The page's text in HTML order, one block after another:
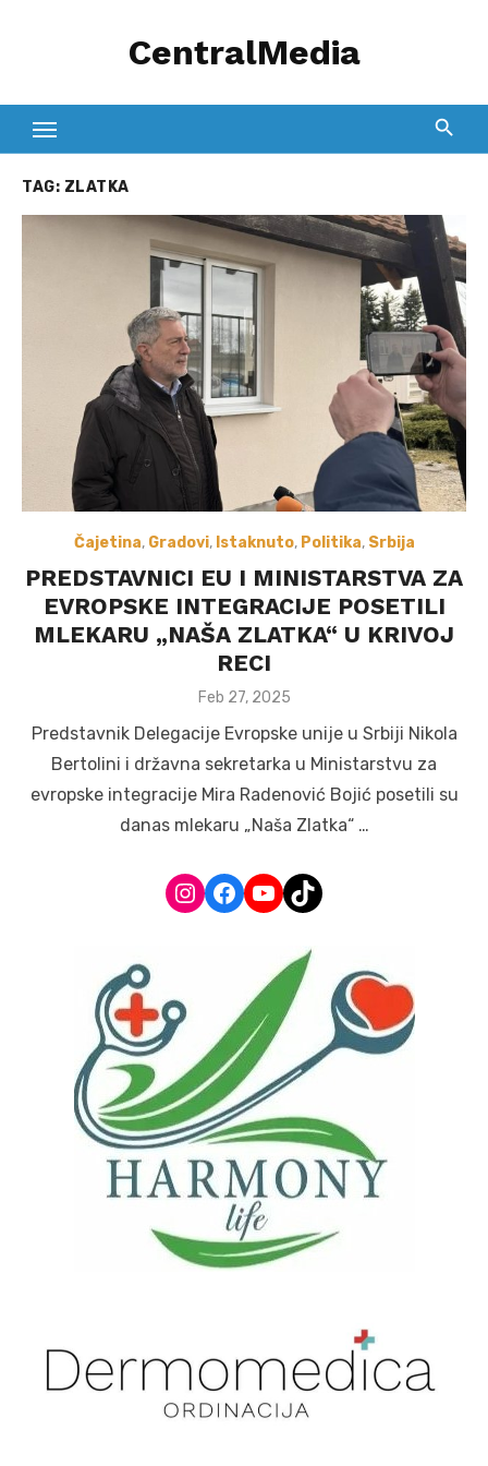
CentralMedia
TAG: ZLATKA
Čajetina, Gradovi, Istaknuto, Politika, Srbija
PREDSTAVNICI EU I MINISTARSTVA ZA
EVROPSKE INTEGRACIJE POSETILI
MLEKARU „NAŠA ZLATKA“ U KRIVOJ
RECI
Posted
Feb 27, 2025
Predstavnik Delegacije Evropske unije u Srbiji Nikola
Bertolini i državna sekretarka u Ministarstvu za
evropske integracije Mira Radenović Bojić posetili su
danas mlekaru „Naša Zlatka“ …
Instagram
Facebook
YouTube
TikTok